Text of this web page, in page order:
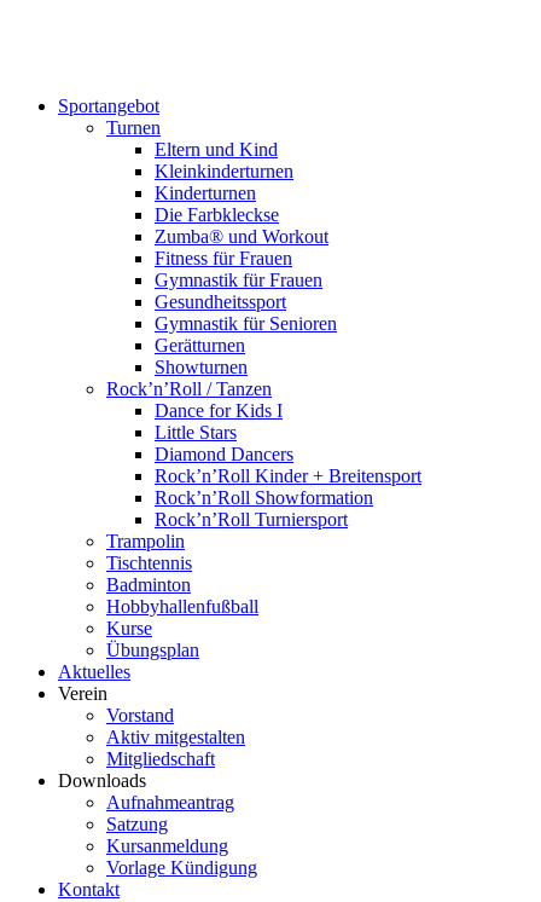
Sportangebot
Turnen
Eltern und Kind
Kleinkinderturnen
Kinderturnen
Die Farbkleckse
Zumba® und Workout
Fitness für Frauen
Gymnastik für Frauen
Gesundheitssport
Gymnastik für Senioren
Gerätturnen
Showturnen
Rock’n’Roll / Tanzen
Dance for Kids I
Little Stars
Diamond Dancers
Rock’n’Roll Kinder + Breitensport
Rock’n’Roll Showformation
Rock’n’Roll Turniersport
Trampolin
Tischtennis
Badminton
Hobbyhallenfußball
Kurse
Übungsplan
Aktuelles
Verein
Vorstand
Aktiv mitgestalten
Mitgliedschaft
Downloads
Aufnahmeantrag
Satzung
Kursanmeldung
Vorlage Kündigung
Kontakt